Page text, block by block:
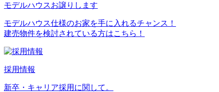
モデルハウスお譲りします
モデルハウス仕様のお家を手に入れるチャンス！
建売物件を検討されている方はこちら！
採用情報
新卒・キャリア採用に関して。